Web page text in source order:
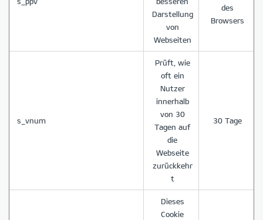
Darstellung
von
Webseiten
des
Browsers
s_vnum
Prüft, wie
oft ein
Nutzer
innerhalb
von 30
Tagen auf
die
Webseite
zurückkehr
t
30 Tage
Dieses
Cookie